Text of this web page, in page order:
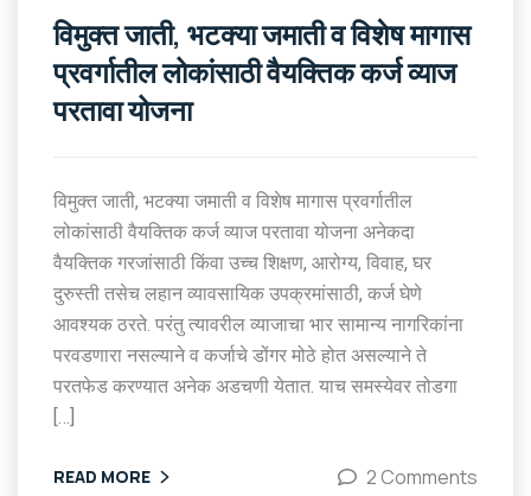
विमुक्‍त जाती, भटक्‍या जमाती व विशेष मागास
प्रवर्गातील लोकांसाठी वैयक्तिक कर्ज व्याज
परतावा योजना
विमुक्‍त जाती, भटक्‍या जमाती व विशेष मागास प्रवर्गातील
लोकांसाठी वैयक्तिक कर्ज व्याज परतावा योजना अनेकदा
वैयक्तिक गरजांसाठी किंवा उच्च शिक्षण, आरोग्य, विवाह, घर
दुरुस्ती तसेच लहान व्यावसायिक उपक्रमांसाठी, कर्ज घेणे
आवश्यक ठरते. परंतु त्यावरील व्याजाचा भार सामान्य नागरिकांना
परवडणारा नसल्याने व कर्जाचे डोंगर मोठे होत असल्याने ते
परतफेड करण्यात अनेक अडचणी येतात. याच समस्येवर तोडगा
[…]
READ MORE 2 Comments